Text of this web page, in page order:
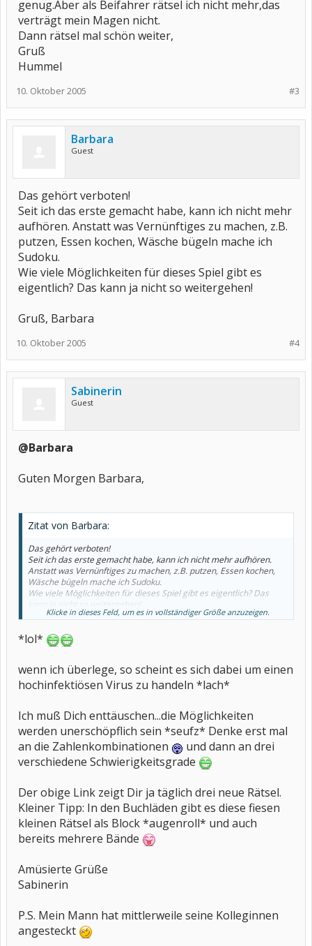
genug.Aber als Beifahrer rätsel ich nicht mehr,das
verträgt mein Magen nicht.
Dann rätsel mal schön weiter,
Gruß
Hummel
#3
10. Oktober 2005
Barbara
Guest
Das gehört verboten!
Seit ich das erste gemacht habe, kann ich nicht mehr
aufhören. Anstatt was Vernünftiges zu machen, z.B.
putzen, Essen kochen, Wäsche bügeln mache ich
Sudoku.
Wie viele Möglichkeiten für dieses Spiel gibt es
eigentlich? Das kann ja nicht so weitergehen!
Gruß, Barbara
#4
10. Oktober 2005
Sabinerin
Guest
@Barbara
Guten Morgen Barbara,
Zitat von Barbara:
Das gehört verboten!
Seit ich das erste gemacht habe, kann ich nicht mehr aufhören.
Anstatt was Vernünftiges zu machen, z.B. putzen, Essen kochen,
Wäsche bügeln mache ich Sudoku.
Wie viele Möglichkeiten für dieses Spiel gibt es eigentlich? Das
kann ja nicht so weitergehen!
Klicke in dieses Feld, um es in vollständiger Größe anzuzeigen.
*lol*
wenn ich überlege, so scheint es sich dabei um einen
hochinfektiösen Virus zu handeln *lach*
Ich muß Dich enttäuschen...die Möglichkeiten
werden unerschöpflich sein *seufz* Denke erst mal
an die Zahlenkombinationen
und dann an drei
verschiedene Schwierigkeitsgrade
Der obige Link zeigt Dir ja täglich drei neue Rätsel.
Kleiner Tipp: In den Buchläden gibt es diese fiesen
kleinen Rätsel als Block *augenroll* und auch
bereits mehrere Bände
Amüsierte Grüße
Sabinerin
P.S. Mein Mann hat mittlerweile seine Kolleginnen
angesteckt